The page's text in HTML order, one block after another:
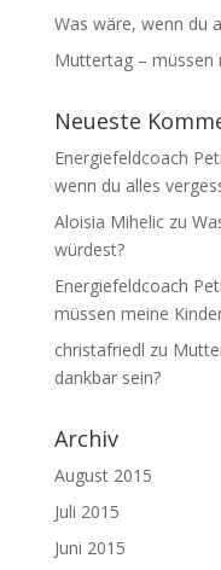
Was wäre, wenn du
Muttertag – müssen
Neueste
Energiefeldcoach
wenn du alles
Aloisia Miheliczu
würdest?
Energiefeldcoach
müssen meine
christafriedl zu
dankbar sein?
Archiv
August 2015
Juli 2015
Juni 2015